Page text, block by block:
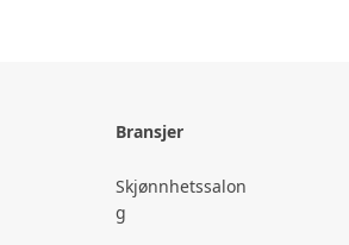
Bransjer
Skjønnhetssalon
g